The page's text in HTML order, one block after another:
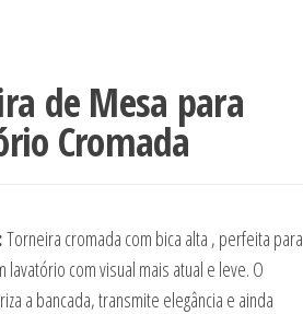
de Mesa para
Cromada
Torneira cromada com bica alta , perfeita para
lavatório com visual mais atual e leve. O
a bancada, transmite elegância e ainda